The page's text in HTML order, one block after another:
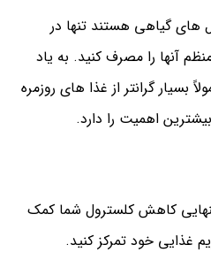
های گیاهی هستند تنها در
آنها را مصرف کنید. به یاد
بسیار گرانتر از غذا های روزمره
اهمیت را دارد.
کاهش کلسترول شما کمک
غذایی خود تمرکز کنید.